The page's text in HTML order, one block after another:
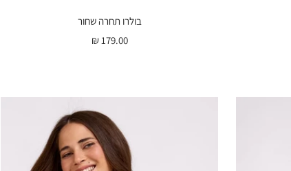
בולרו תחרה שחור
מחיר
179.00 ₪